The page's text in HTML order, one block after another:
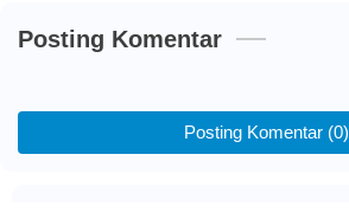
Posting Komentar
Posting Komentar (0)